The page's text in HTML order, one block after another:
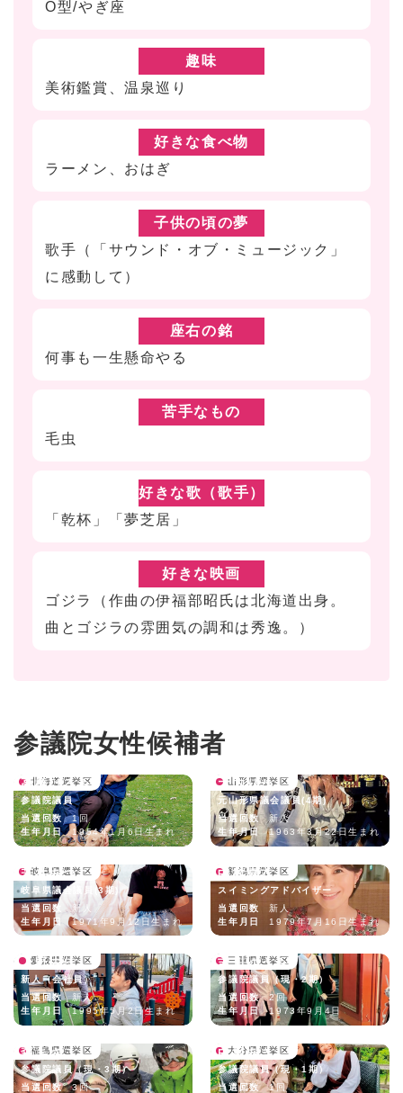
O型/やぎ座
趣味
美術鑑賞、温泉巡り
好きな食べ物
ラーメン、おはぎ
子供の頃の夢
歌手（「サウンド・オブ・ミュージック」
に感動して）
座右の銘
何事も一生懸命やる
苦手なもの
毛虫
好きな歌（歌手）
「乾杯」「夢芝居」
好きな映画
ゴジラ（作曲の伊福部昭氏は北海道出身。
曲とゴジラの雰囲気の調和は秀逸。）
参議院女性候補者
北海道選挙区
高橋はるみ
参議院議員
当選回数
1回
生年月日
1954年1月6日生まれ
山形県選挙区
大内りか
元山形県議会議員(4期)
当選回数
新人
生年月日
1963年3月22日生まれ
岐阜県選挙区
若井あつこ
岐阜県議会議員(3期)
当選回数
新人
生年月日
1971年9月12日生まれ
新潟県選挙区
中村真衣
スイミングアドバイザー
当選回数
新人
生年月日
1979年7月16日生まれ
愛媛県選挙区
上野由佳
新人（会社員）
当選回数
新人
生年月日
1995年5月2日生まれ
三重県選挙区
吉川ゆうみ
参議院議員（現・2期）
当選回数
2回
生年月日
1973年9月4日
福島県選挙区
森まさこ
参議院議員（現・3期）
当選回数
3回
大分県選挙区
白坂あき
参議院議員（現・1期）
当選回数
1回